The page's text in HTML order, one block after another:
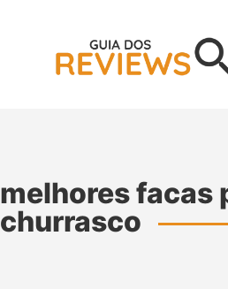
melhores facas
churrasco